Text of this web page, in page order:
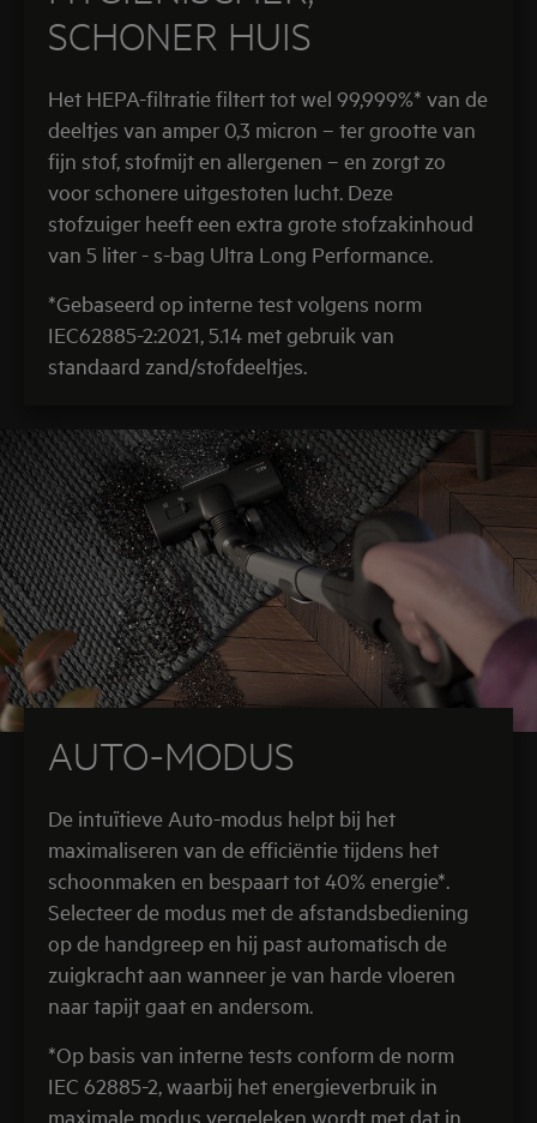
SCHONER HUIS
Het HEPA-filtratie filtert tot wel 99,999%* van de
deeltjes van amper 0,3 micron – ter grootte van
fijn stof, stofmijt en allergenen – en zorgt zo
voor schonere uitgestoten lucht. Deze
stofzuiger heeft een extra grote stofzakinhoud
van 5 liter - s-bag Ultra Long Performance.
*Gebaseerd op interne test volgens norm
IEC62885-2:2021, 5.14 met gebruik van
standaard zand/stofdeeltjes.
AUTO-MODUS
De intuïtieve Auto-modus helpt bij het
maximaliseren van de efficiëntie tijdens het
schoonmaken en bespaart tot 40% energie*.
Selecteer de modus met de afstandsbediening
op de handgreep en hij past automatisch de
zuigkracht aan wanneer je van harde vloeren
naar tapijt gaat en andersom.
*Op basis van interne tests conform de norm
IEC 62885-2, waarbij het energieverbruik in
maximale modus vergeleken wordt met dat in